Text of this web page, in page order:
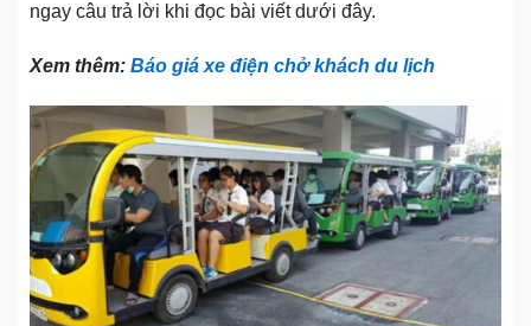
ngay câu trả lời khi đọc bài viết dưới đây.
Xem thêm: Báo giá xe điện chở khách du lịch